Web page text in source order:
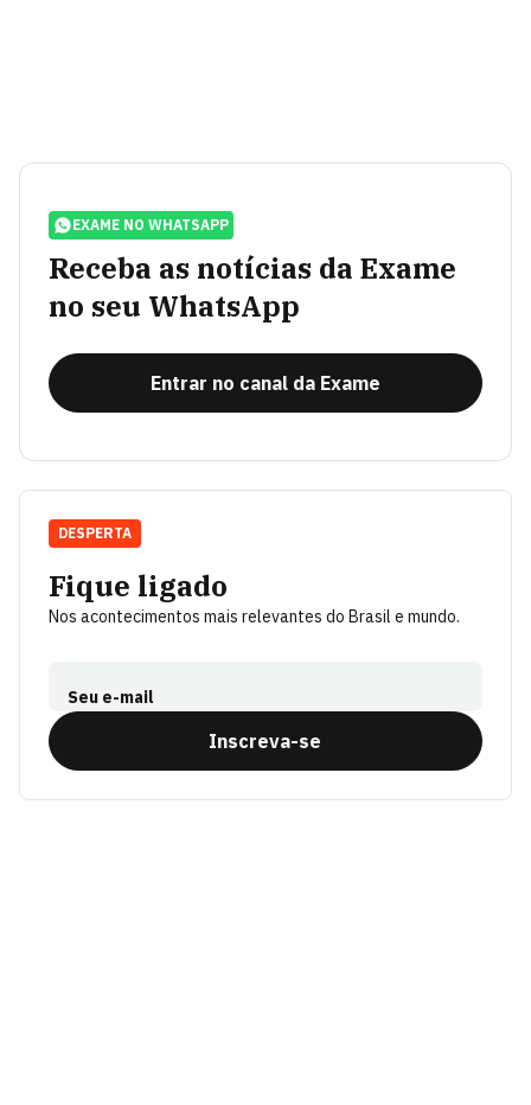
EXAME NO WHATSAPP
Receba as notícias da Exame
no seu WhatsApp
Entrar no canal da Exame
Fique ligado
Nos acontecimentos mais relevantes do Brasil e mundo.
Seu e-mail
Inscreva-se
DESPERTA